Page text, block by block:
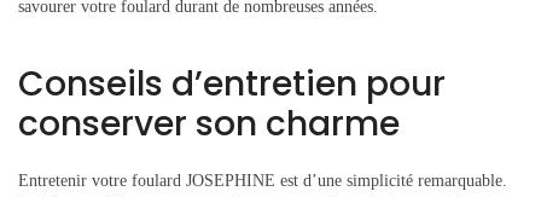
savourer votre foulard durant de nombreuses années.
Conseils d’entretien pour
conserver son charme
Entretenir votre foulard JOSEPHINE est d’une simplicité remarquable.